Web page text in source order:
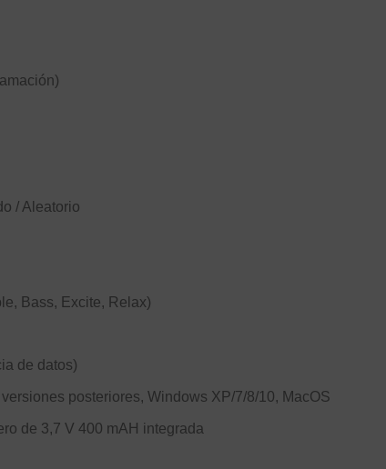
/ Aleatorio
Bass, Excite, Relax)
de datos)
posteriores, Windows XP/7/8/10, MacOS
de 3,7 V 400 mAH integrada